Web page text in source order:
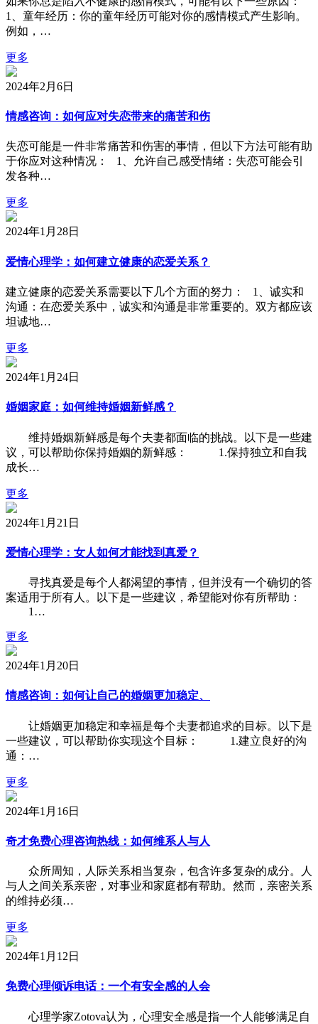
1、童年经历：你的童年经历可能对你的感情模式产生影响。
例如，…
更多
2024年2月6日
情感咨询：如何应对失恋带来的痛苦和伤
失恋可能是一件非常痛苦和伤害的事情，但以下方法可能有助
于你应对这种情况： 1、允许自己感受情绪：失恋可能会引
发各种…
更多
2024年1月28日
爱情心理学：如何建立健康的恋爱关系？
建立健康的恋爱关系需要以下几个方面的努力： 1、诚实和
沟通：在恋爱关系中，诚实和沟通是非常重要的。双方都应该
坦诚地…
更多
2024年1月24日
婚姻家庭：如何维持婚姻新鲜感？
维持婚姻新鲜感是每个夫妻都面临的挑战。以下是一些建
议，可以帮助你保持婚姻的新鲜感： 1.保持独立和自我
成长…
更多
2024年1月21日
爱情心理学：女人如何才能找到真爱？
寻找真爱是每个人都渴望的事情，但并没有一个确切的答
案适用于所有人。以下是一些建议，希望能对你有所帮助：
1…
更多
2024年1月20日
情感咨询：如何让自己的婚姻更加稳定、
让婚姻更加稳定和幸福是每个夫妻都追求的目标。以下是
一些建议，可以帮助你实现这个目标： 1.建立良好的沟
通：…
更多
2024年1月16日
奇才免费心理咨询热线：如何维系人与人
众所周知，人际关系相当复杂，包含许多复杂的成分。人
与人之间关系亲密，对事业和家庭都有帮助。然而，亲密关系
的维持必须…
更多
2024年1月12日
免费心理倾诉电话：一个有安全感的人会
心理学家Zotova认为，心理安全感是指一个人能够满足自